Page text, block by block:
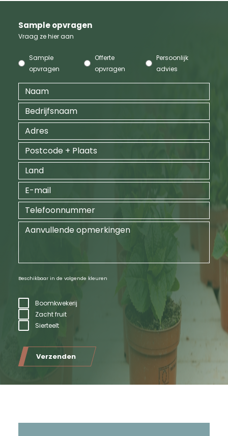
Sample opvragen
Vraag ze hier aan
Sample
opvragen
Offerte
opvragen
Persoonlijk
advies
Beschikbaar in de volgende kleuren
Boomkwekerij
Zacht fruit
Sierteelt
Verzenden